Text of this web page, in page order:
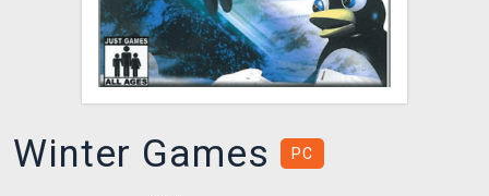
VÝKUP HER (BAZAR)
Winter Games PC